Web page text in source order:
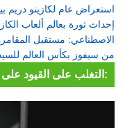
استعراض عام لكازينو دريم
إحداث ثورة بعالم ألعاب
الاصطناعي: مستقبل
من سيفوز بكأس العالم للسيدات
التغلب على القيود على مواقع القمار في البلاد العربية: